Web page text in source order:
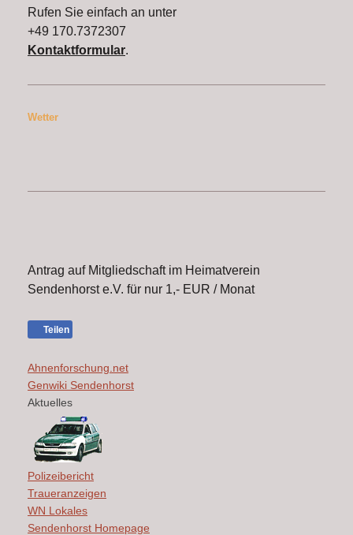
Rufen Sie einfach an unter
+49 170.7372307
Kontaktformular.
Wetter
Antrag auf Mitgliedschaft im Heimatverein
Sendenhorst e.V. für nur 1,- EUR / Monat
Teilen
Ahnenforschung.net
Genwiki Sendenhorst
Aktuelles
Polizeibericht
Traueranzeigen
WN Lokales
Sendenhorst Homepage